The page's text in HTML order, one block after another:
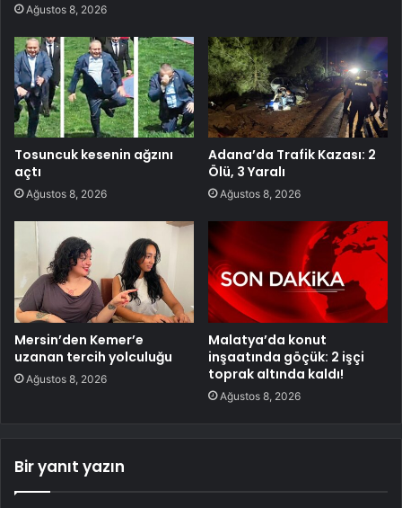
Ağustos 8, 2026
Tosuncuk kesenin ağzını
açtı
Ağustos 8, 2026
Adana’da Trafik Kazası: 2
Ölü, 3 Yaralı
Ağustos 8, 2026
Mersin’den Kemer’e
uzanan tercih yolculuğu
Ağustos 8, 2026
Malatya’da konut
inşaatında göçük: 2 işçi
toprak altında kaldı!
Ağustos 8, 2026
Bir yanıt yazın